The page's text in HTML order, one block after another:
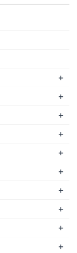
+
+
+
+
+
+
+
+
+
+